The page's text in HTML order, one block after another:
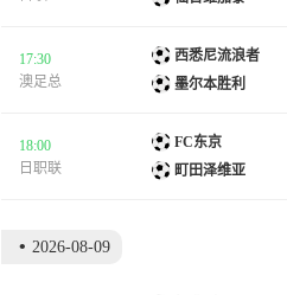
17:30
澳足总
西悉尼流浪者
墨尔本胜利
18:00
日职联
FC东京
町田泽维亚
• 2026-08-09